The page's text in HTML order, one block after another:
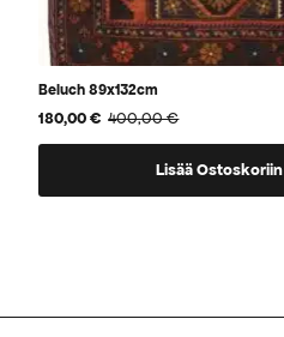
Beluch 89x132cm
400,00€
Alkuperäinen
hinta
180,00€
Nykyinen
hinta
Lisää Ostoskoriin